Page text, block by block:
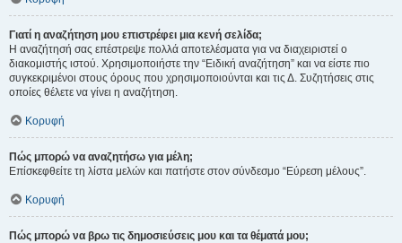
Γιατί η αναζήτηση μου επιστρέφει μια κενή σελίδα;
Η αναζήτησή σας επέστρεψε πολλά αποτελέσματα για να διαχειριστεί ο
διακομιστής ιστού. Χρησιμοποιήστε την “Ειδική αναζήτηση” και να είστε πιο
συγκεκριμένοι στους όρους που χρησιμοποιούνται και τις Δ. Συζητήσεις στις
οποίες θέλετε να γίνει η αναζήτηση.
Κορυφή
Πώς μπορώ να αναζητήσω για μέλη;
Επίσκεφθείτε τη λίστα μελών και πατήστε στον σύνδεσμο “Εύρεση μέλους”.
Κορυφή
Πώς μπορώ να βρω τις δημοσιεύσεις μου και τα θέματά μου;